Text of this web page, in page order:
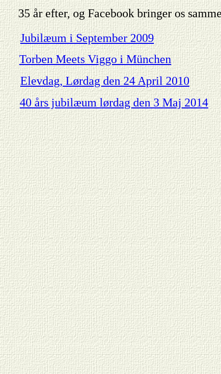
35 år efter, og Facebook bringer os
Torben Meets Viggo i München
Jubilæum i September 2009
Elevdag, Lørdag den 24 April 2010
40 års jubilæum lørdag den 3 Maj 2014